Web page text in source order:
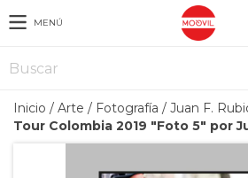
MENÚ
Inicio / Arte / Fotografía / Juan F.
Tour Colombia 2019 "Foto 5" por